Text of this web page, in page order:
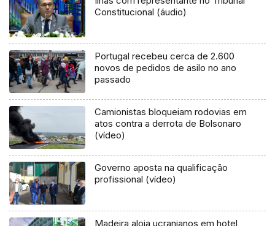
Constitucional (áudio)
Portugal recebeu cerca de 2.600
novos de pedidos de asilo no ano
passado
Camionistas bloqueiam rodovias em
atos contra a derrota de Bolsonaro
(vídeo)
Governo aposta na qualificação
profissional (vídeo)
Madeira aloja ucranianos em hotel